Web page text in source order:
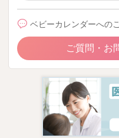
ベビーカレンダーへの
ご質問・お